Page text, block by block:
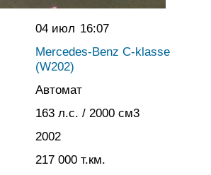
04 июл 16:07
Mercedes-Benz C-klasse
(W202)
Автомат
163 л.с. / 2000 см3
2002
217 000 т.км.